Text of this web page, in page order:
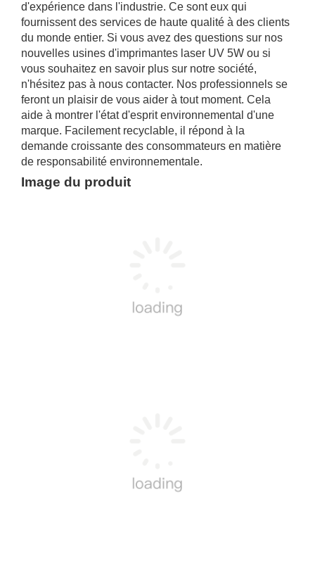
d'expérience dans l'industrie. Ce sont eux qui
fournissent des services de haute qualité à des clients
du monde entier. Si vous avez des questions sur nos
nouvelles usines d'imprimantes laser UV 5W ou si
vous souhaitez en savoir plus sur notre société,
n'hésitez pas à nous contacter. Nos professionnels se
feront un plaisir de vous aider à tout moment. Cela
aide à montrer l'état d'esprit environnemental d'une
marque. Facilement recyclable, il répond à la
demande croissante des consommateurs en matière
de responsabilité environnementale.
Image du produit